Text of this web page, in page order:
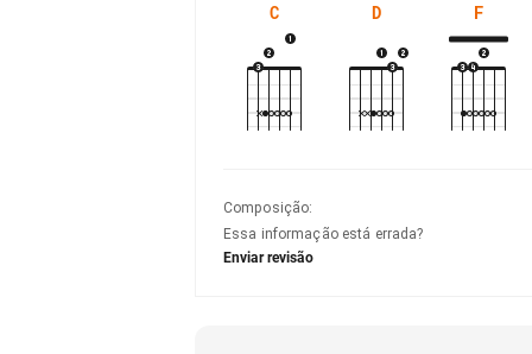
C D F
Composição:
Essa informação está errada?
Enviar revisão